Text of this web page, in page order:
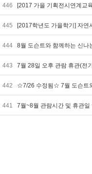
446 [2017 가을 기획전시연계교
445 [2017학년도 가을학기] 자연
444 8월 도슨트와 함께하는 신나
443 7월 28일 오후 관람 휴관(전
442 ☆7/26 수정됨☆ 7월 도슨트
441 7월~8월 관람시간 및 휴관일